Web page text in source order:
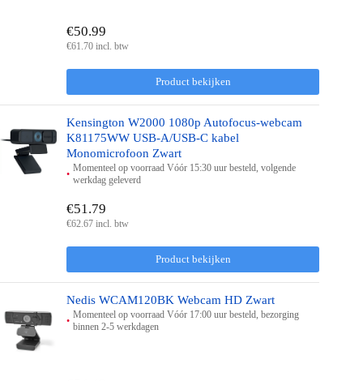
Product bekijken
€50.99
€61.70 incl. btw
Kensington W2000 1080p Autofocus-webcam
K81175WW USB-A/USB-C kabel
Monomicrofoon Zwart
Momenteel op voorraad Vóór 15:30 uur besteld, volgende
werkdag geleverd
Product bekijken
€51.79
€62.67 incl. btw
Nedis WCAM120BK Webcam HD Zwart
Momenteel op voorraad Vóór 17:00 uur besteld, bezorging
binnen 2-5 werkdagen